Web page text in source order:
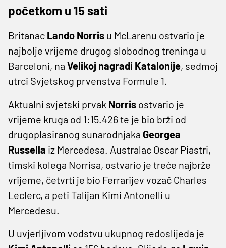
početkom u 15 sati
Britanac Lando Norris u McLarenu ostvario je
najbolje vrijeme drugog slobodnog treninga u
Barceloni, na Velikoj nagradi Katalonije, sedmoj
utrci Svjetskog prvenstva Formule 1.
Aktualni svjetski prvak Norris ostvario je
vrijeme kruga od 1:15.426 te je bio brži od
drugoplasiranog sunarodnjaka Georgea
Russella iz Mercedesa. Australac Oscar Piastri,
timski kolega Norrisa, ostvario je treće najbrže
vrijeme, četvrti je bio Ferrarijev vozač Charles
Leclerc, a peti Talijan Kimi Antonelli u
Mercedesu.
U uvjerljivom vodstvu ukupnog redoslijeda je